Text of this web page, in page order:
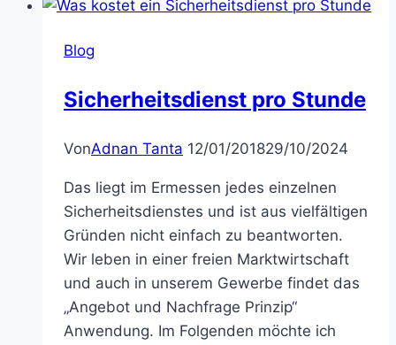
Blog
Sicherheitsdienst pro Stunde
VonAdnan Tanta 12/01/201829/10/2024
Das liegt im Ermessen jedes einzelnen
Sicherheitsdienstes und ist aus vielfältigen
Gründen nicht einfach zu beantworten.
Wir leben in einer freien Marktwirtschaft
und auch in unserem Gewerbe findet das
„Angebot und Nachfrage Prinzip“
Anwendung. Im Folgenden möchte ich